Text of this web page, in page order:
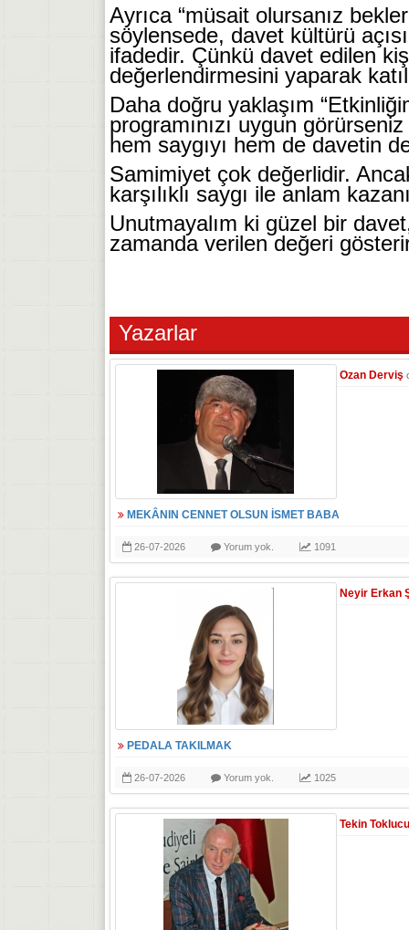
Ayrıca “müsait olursanız
söylensede, davet kültürü
ifadedir. Çünkü davet edilen
değerlendirmesini yaparak
Daha doğru yaklaşım
programınızı uygun
hem saygıyı hem de davetin
Samimiyet çok değerlidir.
karşılıklı saygı ile anlam
Unutmayalım ki güzel bir
zamanda verilen değeri
Yazarlar
Ozan Derviş
MEKÂNIN CENNET OLSUN İSMET BABA
26-07-2026 Yorum yok. 1091
Neyir Erkan
PEDALA TAKILMAK
26-07-2026 Yorum yok. 1025
Tekin